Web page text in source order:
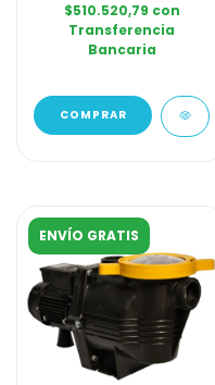
$510.520,79 con
Transferencia
Bancaria
ENVÍO GRATIS